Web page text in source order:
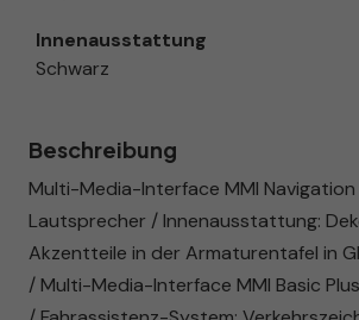
Innenausstattung
Schwarz
Beschreibung
Multi-Media-Interface MMI Navigation
Lautsprecher / Innenausstattung:
Akzentteile in der Armaturentafel in
/ Multi-Media-Interface MMI Basic